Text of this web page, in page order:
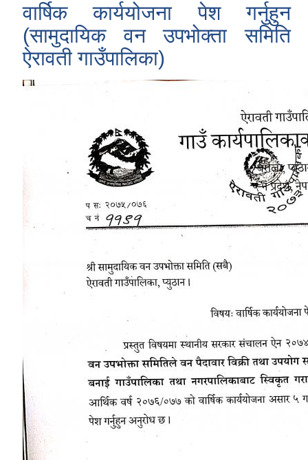
वार्षिक कार्ययोजना पेश गर्नुहुन
(सामुदायिक वन उपभोक्ता समिति
ऐरावती गाउँपालिका)